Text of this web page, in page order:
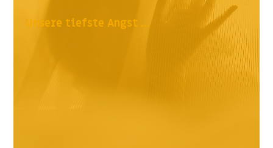
Unsere tiefste Angst ...